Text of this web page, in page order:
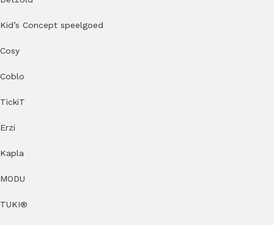
Kid’s Concept speelgoed
Cosy
Coblo
TickiT
Erzi
Kapla
MODU
TUKI®